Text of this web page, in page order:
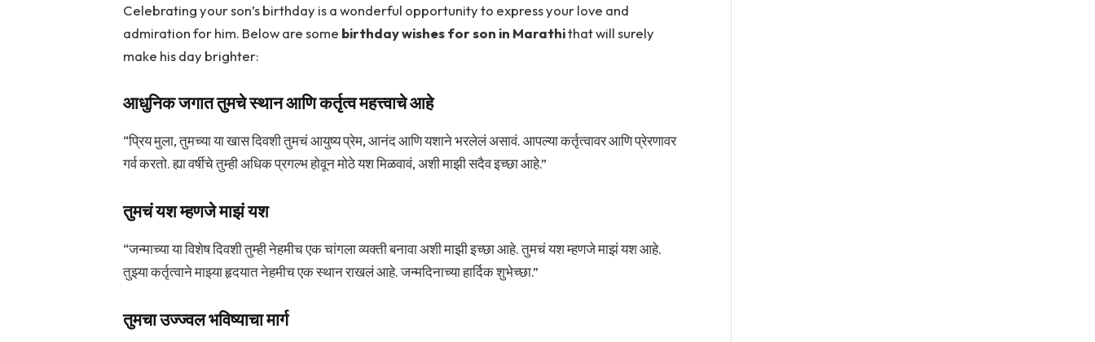
Celebrating your son’s birthday is a wonderful opportunity to express your love and
admiration for him. Below are some birthday wishes for son in Marathithat will surely
make his day brighter:
आधुनिक जगात तुमचे स्थान आणि कर्तृत्व महत्त्वाचे आहे
“प्रिय मुला, तुमच्या या खास दिवशी तुमचं आयुष्य प्रेम, आनंद आणि यशाने भरलेलं असावं. आपल्या कर्तृत्वावर आणि प्रेरणावर
गर्व करतो. ह्या वर्षीचे तुम्ही अधिक प्रगल्भ होवून मोठे यश मिळवावं, अशी माझी सदैव इच्छा आहे.”
तुमचं यश म्हणजे माझं यश
“जन्माच्या या विशेष दिवशी तुम्ही नेहमीच एक चांगला व्यक्ती बनावा अशी माझी इच्छा आहे. तुमचं यश म्हणजे माझं यश आहे.
तुझ्या कर्तृत्वाने माझ्या हृदयात नेहमीच एक स्थान राखलं आहे. जन्मदिनाच्या हार्दिक शुभेच्छा.”
तुमचा उज्ज्वल भविष्याचा मार्ग